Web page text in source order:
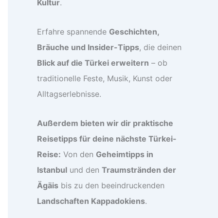
Kultur.
Erfahre spannende Geschichten,
Bräuche und Insider-Tipps, die deinen
Blick auf die Türkei erweitern – ob
traditionelle Feste, Musik, Kunst oder
Alltagserlebnisse.
Außerdem bieten wir dir praktische
Reisetipps für deine nächste Türkei-
Reise: Von den Geheimtipps in
Istanbul und den Traumstränden der
Ägäis bis zu den beeindruckenden
Landschaften Kappadokiens.